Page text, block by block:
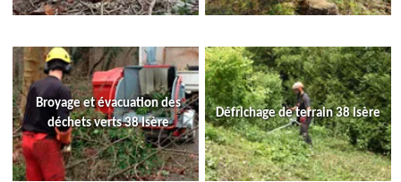
Broyage et évacuation des
déchets verts 38 Isère
Défrichage de terrain 38 Isère